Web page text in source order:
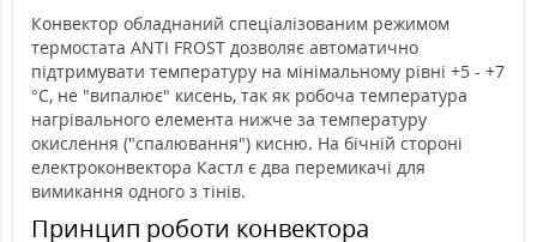
Конвектор обладнаний спеціалізованим режимом
термостата ANTI FROST дозволяє автоматично
підтримувати температуру на мінімальному рівні +5 - +7
°С, не "випалює" кисень, так як робоча температура
нагрівального елемента нижче за температуру
окислення ("спалювання") кисню. На бічній стороні
електроконвектора Кастл є два перемикачі для
вимикання одного з тінів.
Принцип роботи конвектора